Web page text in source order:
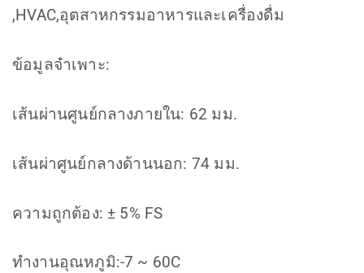
,HVAC,อุตสาหกรรมอาหารและเครื่องดื่ม
ข้อมูลจำเพาะ:
เส้นผ่านศูนย์กลางภายใน: 62 มม.
เส้นผ่าศูนย์กลางด้านนอก: 74 มม.
ความถูกต้อง: ± 5% FS
ทำงานอุณหภูมิ:-7 ~ 60C